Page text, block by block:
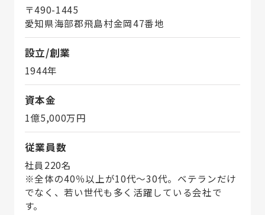
〒490-1445
愛知県海部郡飛島村金岡47番地
設立/創業
1944年
資本金
1億5,000万円
従業員数
社員220名
※全体の40％以上が10代～30代。ベテランだけ
でなく、若い世代も多く活躍している会社で
す。